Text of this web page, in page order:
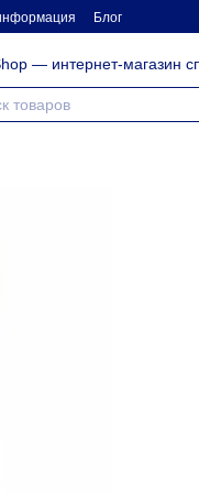
Блог
— интернет-магазин